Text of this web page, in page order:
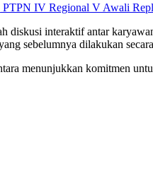
PTPN IV Regional V Awali
diskusi interaktif antar
sebelumnya dilakukan
menunjukkan komitmen